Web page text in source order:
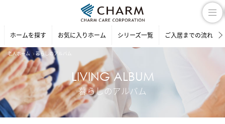
ホームを探す お気に入りホーム シリーズ一覧 ご入居までの流れ
老人ホーム 暮らしのアルバム
LIVING ALBUM
暮らしのアルバム